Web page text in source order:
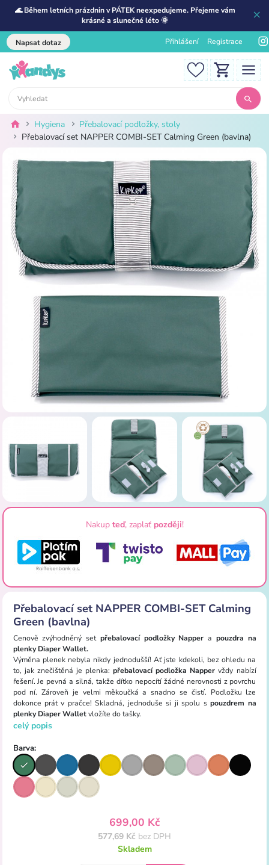
🌊 Během letních prázdnin v PÁTEK neexpedujeme. Přejeme vám
krásné a slunečné léto 🌞
Napsat dotaz Přihlášení Registrace
Hygiena
Přebalovací podložky, stoly
Přebalovací set NAPPER COMBI-SET Calming Green (bavlna)
Nakup teď, zaplať později!
Přebalovací set NAPPER COMBI-SET Calming
Green (bavlna)
Cenově zvýhodněný set přebalovací podložky Napper a pouzdra na
plenky Diaper Wallet.
Výměna plenek nebyla nikdy jednodušší! Ať jste kdekoli, bez ohledu na
to, jak znečištěná je plenka:přebalovací podložka Napper vždy nabízí
řešení. Je pevná a silná, takže dítko nepocítí žádné nerovnosti z povrchu
pod ní. Zároveň je velmi měkoučká a snadno se čistí. Podložku lze
dokonce prát v pračce! Skladná, jednoduše si ji spolu spouzdrem na
plenky Diaper Walletvložíte do tašky.
celý popis
Barva:
699,00 Kč
577,69 Kč bez DPH
Skladem